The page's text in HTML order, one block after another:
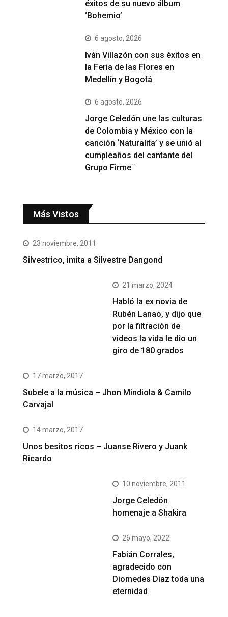
éxitos de su nuevo álbum
‘Bohemio’
6 agosto, 2026
Iván Villazón con sus éxitos en
la Feria de las Flores en
Medellín y Bogotá
6 agosto, 2026
Jorge Celedón une las culturas
de Colombia y México con la
canción ‘Naturalita’ y se unió al
cumpleaños del cantante del
Grupo Firme¨
Más Vistos
23 noviembre, 2011
Silvestrico, imita a Silvestre Dangond
21 marzo, 2024
Habló la ex novia de
Rubén Lanao, y dijo que
por la filtración de
videos la vida le dio un
giro de 180 grados
17 marzo, 2017
Subele a la música – Jhon Mindiola & Camilo
Carvajal
14 marzo, 2017
Unos besitos ricos – Juanse Rivero y Juank
Ricardo
10 noviembre, 2011
Jorge Celedón
homenaje a Shakira
26 mayo, 2022
Fabián Corrales,
agradecido con
Diomedes Diaz toda una
eternidad